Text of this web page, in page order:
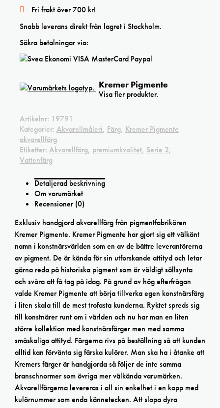
No.
halvkopp
mängd
Fri frakt över 700 kr!
Snabb leverans direkt från lagret i Stockholm.
Säkra betalningar via:
Kremer Pigmente
Visa fler produkter.
Artikelnr: 19791
Kategorier: Akvarellmåleri, Färg, Kremer Pigmente
akvarellfärg
Etiketter: Akvarellfärg, premiumkvalitet, Serie 2,
Vattenfärg
Detaljerad beskrivning
Om varumärket
Recensioner (0)
Exklusiv handgjord akvarellfärg från pigmentfabrikören
Kremer Pigmente. Kremer Pigmente har gjort sig ett välkänt
namn i konstnärsvärlden som en av de bättre leverantörerna
av pigment. De är kända för sin utforskande attityd och letar
gärna reda på historiska pigment som är väldigt sällsynta
och svåra att få tag på idag. På grund av hög efterfrågan
valde Kremer Pigmente att börja tillverka egen konstnärsfärg
i liten skala till de mest trofasta kunderna. Ryktet spreds sig
till konstnärer runt om i världen och nu har man en liten
större kollektion med konstnärsfärger men med samma
småskaliga attityd. Färgerna rivs på beställning så att kunden
alltid kan förvänta sig färska kulörer. Man ska ha i åtanke att
Kremers färger är handgjorda så följer de inte samma
branschnormer som övriga mer välkända varumärken.
Akvarellfärgerna levereras i all sin enkelhet i en kopp med
kulörnummer som enda kännetecken. Att slopa dyra